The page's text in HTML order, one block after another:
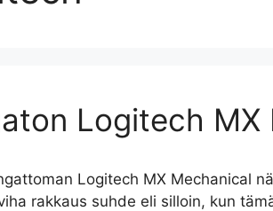
Logitech MX
Logitech MX Mechanical
rakkaus suhde eli silloin, kun